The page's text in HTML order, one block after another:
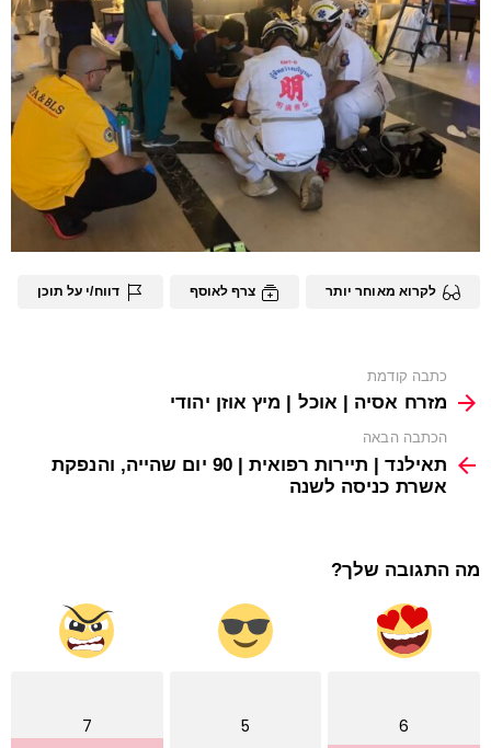
לקרוא מאוחר יותר צרף לאוסף דווח/י על תוכן
more
כתבה קודמת
מזרח אסיה | אוכל | מיץ אוזן יהודי
הכתבה הבאה
תאילנד | תיירות רפואית | 90 יום שהייה, והנפקת
אשרת כניסה לשנה
מה התגובה שלך?
6
5
7